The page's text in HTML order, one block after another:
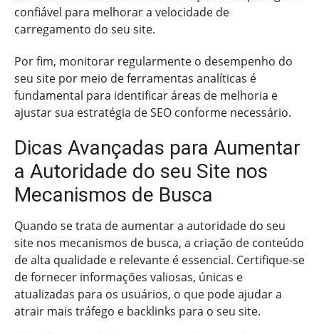
confiável para melhorar a velocidade de
carregamento do seu site.
Por fim, monitorar regularmente o desempenho do
seu site por meio de ferramentas analíticas é
fundamental para identificar áreas de melhoria e
ajustar sua estratégia de SEO conforme necessário.
Dicas Avançadas para Aumentar
a Autoridade do seu Site nos
Mecanismos de Busca
Quando se trata de aumentar a autoridade do seu
site nos mecanismos de busca, a criação de conteúdo
de alta qualidade e relevante é essencial. Certifique-se
de fornecer informações valiosas, únicas e
atualizadas para os usuários, o que pode ajudar a
atrair mais tráfego e backlinks para o seu site.